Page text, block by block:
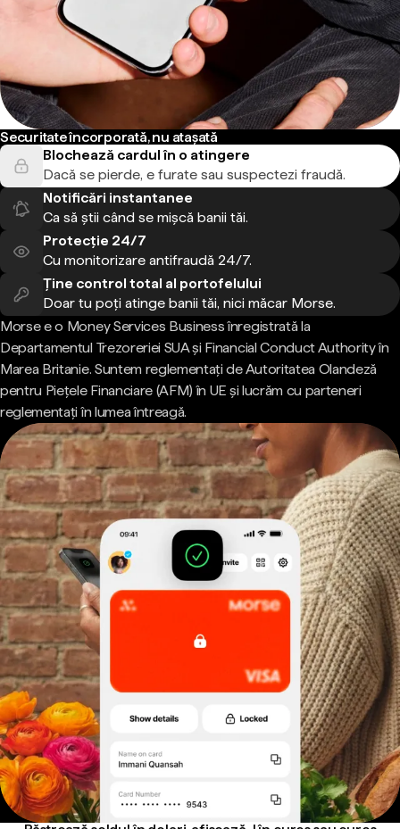
Securitate încorporată, nu atașată
Blochează cardul în o atingere
Dacă se pierde, e furate sau suspectezi fraudă.
Notificări instantanee
Ca să știi când se mișcă banii tăi.
Protecție 24/7
Cu monitorizare antifraudă 24/7.
Ține control total al portofelului
Doar tu poți atinge banii tăi, nici măcar Morse.
Morse e o Money Services Business înregistrată la
Departamentul Trezoreriei SUA și Financial Conduct Authority în
Marea Britanie. Suntem reglementați de Autoritatea Olandeză
pentru Piețele Financiare (AFM) în UE și lucrăm cu parteneri
reglementați în lumea întreagă.